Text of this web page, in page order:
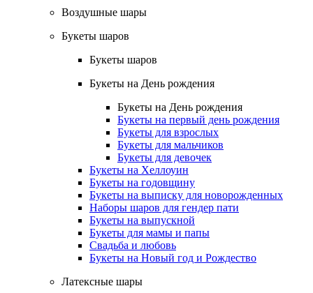
Воздушные шары
Букеты шаров
Букеты шаров
Букеты на День рождения
Букеты на День рождения
Букеты на первый день рождения
Букеты для взрослых
Букеты для мальчиков
Букеты для девочек
Букеты на Хеллоуин
Букеты на годовщину
Букеты на выписку для новорожденных
Наборы шаров для гендер пати
Букеты на выпускной
Букеты для мамы и папы
Свадьба и любовь
Букеты на Новый год и Рождество
Латексные шары